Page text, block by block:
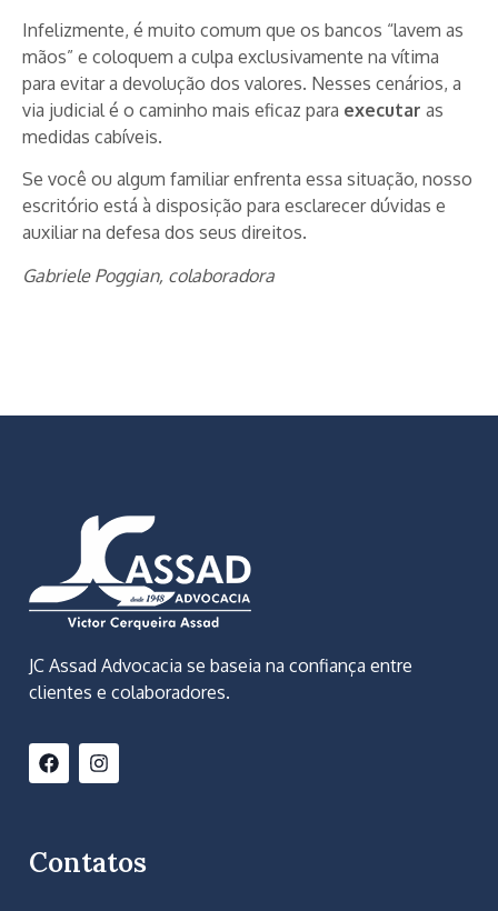
Infelizmente, é muito comum que os bancos “lavem as
mãos” e coloquem a culpa exclusivamente na vítima
para evitar a devolução dos valores. Nesses cenários, a
via judicial é o caminho mais eficaz para executar as
medidas cabíveis.
Se você ou algum familiar enfrenta essa situação, nosso
escritório está à disposição para esclarecer dúvidas e
auxiliar na defesa dos seus direitos.
Gabriele Poggian, colaboradora
JC Assad Advocacia se baseia na confiança entre
clientes e colaboradores.
Contatos